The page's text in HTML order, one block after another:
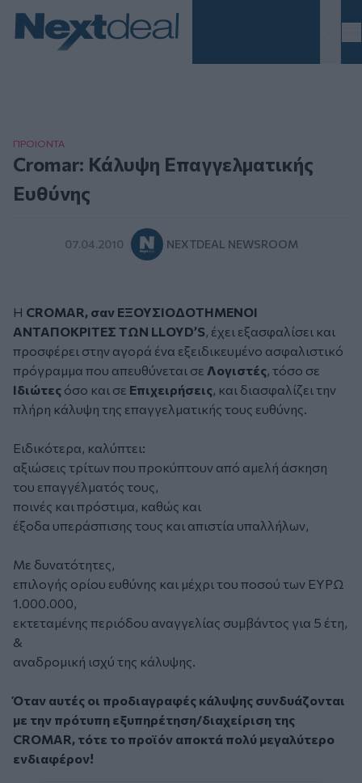
ΠΡΟΙΟΝΤΑ
Cromar: Κάλυψη Επαγγελματικής
Ευθύνης
07.04.2010 NEXTDEAL NEWSROOM
Η CROMAR, σαν ΕΞΟΥΣΙΟΔΟΤΗΜΕΝΟΙ
ΑΝΤΑΠΟΚΡΙΤΕΣ ΤΩΝ LLOYD’S, έχει εξασφαλίσει και
προσφέρει στην αγορά ένα εξειδικευμένο ασφαλιστικό
πρόγραμμα που απευθύνεται σε Λογιστές, τόσο σε
Ιδιώτες όσο και σε Επιχειρήσεις, και διασφαλίζει την
πλήρη κάλυψη της επαγγελματικής τους ευθύνης.
Ειδικότερα, καλύπτει:
αξιώσεις τρίτων που προκύπτουν από αμελή άσκηση
του επαγγέλματός τους,
ποινές και πρόστιμα, καθώς και
έξοδα υπεράσπισης τους και απιστία υπαλλήλων,
Με δυνατότητες,
επιλογής ορίου ευθύνης και μέχρι του ποσού των ΕΥΡΩ
1.000.000,
εκτεταμένης περιόδου αναγγελίας συμβάντος για 5 έτη,
&
αναδρομική ισχύ της κάλυψης.
Όταν αυτές οι προδιαγραφές κάλυψης συνδυάζονται
με την πρότυπη εξυπηρέτηση/διαχείριση της
CROMAR, τότε το προϊόν αποκτά πολύ μεγαλύτερο
ενδιαφέρον!